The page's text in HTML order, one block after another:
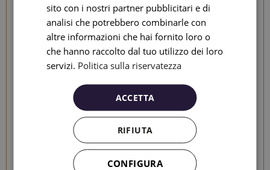
RELAX & SPA
FRENCH
ITALIAN
RUSSIAN
sito con i nostri partner pubblicitari e di
analisi che potrebbero combinarle con
altre informazioni che hai fornito loro o
che hanno raccolto dal tuo utilizzo dei loro
servizi. Politica sulla riservatezza
ACCETTA
RIFIUTA
CONFIGURA